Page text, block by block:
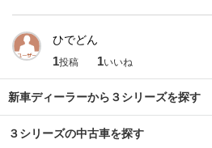
ひでどん
1投稿 1いいね
新車ディーラーから３シリーズを探す
３シリーズの中古車を探す